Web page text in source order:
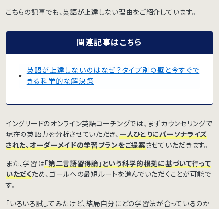
こちらの記事でも、英語が上達しない理由をご紹介しています。
関連記事はこちら
英語が上達しないのはなぜ？タイプ別の壁と今すぐで
きる科学的な解決策
イングリードのオンライン英語コーチングでは、まずカウンセリングで
現在の英語力を分析させていただき、一人ひとりにパーソナライズ
された、オーダーメイドの学習プランをご提案させていただきます。
また、学習は「第二言語習得論」という科学的根拠に基づいて行って
いただくため、ゴールへの最短ルートを進んでいただくことが可能で
す。
「いろいろ試してみたけど、結局自分にどの学習法が合っているのか